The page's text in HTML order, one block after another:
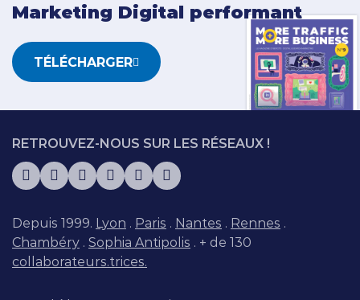
Marketing Digital performant
TÉLÉCHARGER
RETROUVEZ-NOUS SUR LES RÉSEAUX !
Depuis 1999. Lyon . Paris . Nantes . Rennes .
Chambéry . Sophia Antipolis . + de 130
collaborateurs.trices.